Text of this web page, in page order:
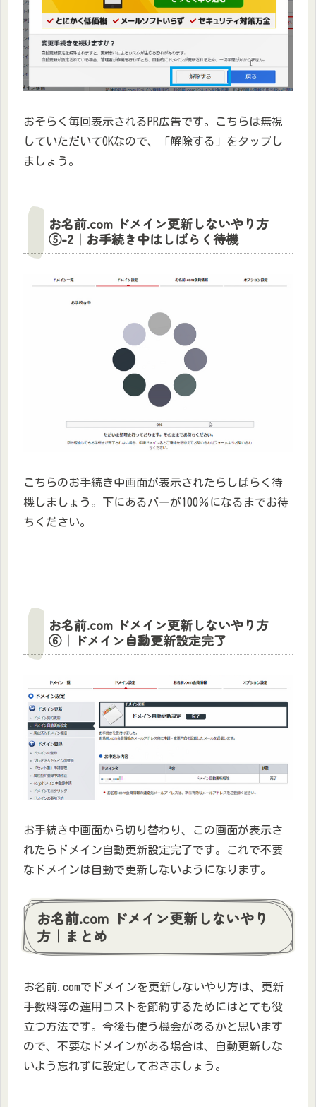
おそらく毎回表示されるPR広告です。こちらは無視
していただいてOKなので、「解除する」をタップし
ましょう。
お名前.com ドメイン更新しないやり方
⑤-2｜お手続き中はしばらく待機
こちらのお手続き中画面が表示されたらしばらく待
機しましょう。下にあるバーが100％になるまでお待
ちください。
お名前.com ドメイン更新しないやり方
⑥｜ドメイン自動更新設定完了
お手続き中画面から切り替わり、この画面が表示さ
れたらドメイン自動更新設定完了です。これで不要
なドメインは自動で更新しないようになります。
お名前.com ドメイン更新しないやり
方｜まとめ
お名前.comでドメインを更新しないやり方は、更新
手数料等の運用コストを節約するためにはとても役
立つ方法です。今後も使う機会があるかと思います
ので、不要なドメインがある場合は、自動更新しな
いよう忘れずに設定しておきましょう。